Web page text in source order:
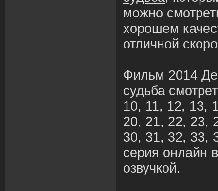
можно
хорошем
отличной
Фильм 2014
судьба
10, 11, 12, 13,
20, 21, 22, 23,
30, 31, 32, 33,
серия онлайн
озвучкой.